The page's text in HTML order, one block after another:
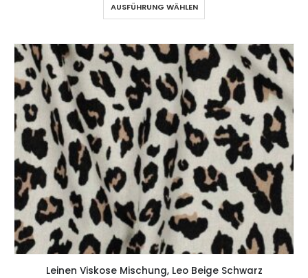
AUSFÜHRUNG WÄHLEN
Leinen Viskose Mischung, Leo Beige Schwarz